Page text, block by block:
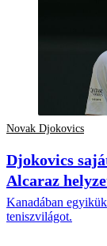
Novak Djokovics
Djokovics
Alcaraz
Kanadában
teniszvilágot.